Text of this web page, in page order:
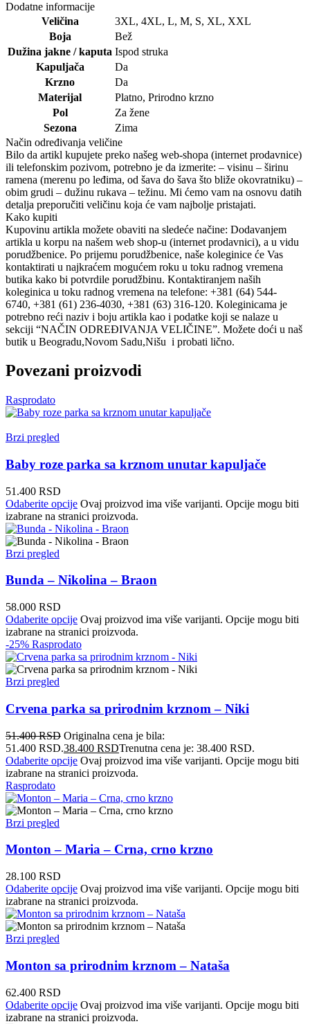
Dodatne informacije
Veličina
3XL, 4XL, L, M, S, XL, XXL
Boja
Bež
Dužina jakne / kaputa Ispod struka
Kapuljača
Da
Krzno
Da
Materijal
Platno, Prirodno krzno
Pol
Za žene
Sezona
Zima
Način određivanja veličine
Bilo da artikl kupujete preko našeg web-shopa (internet prodavnice)
ili telefonskim pozivom, potrebno je da izmerite: – visinu – širinu
ramena (merenu po leđima, od šava do šava što bliže okovratniku) –
obim grudi – dužinu rukava – težinu. Mi ćemo vam na osnovu datih
detalja preporučiti veličinu koja će vam najbolje pristajati.
Kako kupiti
Kupovinu artikla možete obaviti na sledeće načine: Dodavanjem
artikla u korpu na našem web shop-u (internet prodavnici), a u vidu
porudžbenice. Po prijemu porudžbenice, naše koleginice će Vas
kontaktirati u najkraćem mogućem roku u toku radnog vremena
butika kako bi potvrdile porudžbinu. Kontaktiranjem naših
koleginica u toku radnog vremena na telefone: +381 (64) 544-
6740, +381 (61) 236-4030, +381 (63) 316-120. Koleginicama je
potrebno reći naziv i boju artikla kao i podatke koji se nalaze u
sekciji “NAČIN ODREĐIVANJA VELIČINE”. Možete doći u naš
butik u Beogradu,Novom Sadu,Nišu i probati lično.
Povezani proizvodi
Rasprodato
Brzi pregled
Baby roze parka sa krznom unutar kapuljače
51.400 RSD
Odaberite opcije Ovaj proizvod ima više varijanti. Opcije mogu biti
izabrane na stranici proizvoda.
Brzi pregled
Bunda – Nikolina – Braon
58.000 RSD
Odaberite opcije Ovaj proizvod ima više varijanti. Opcije mogu biti
izabrane na stranici proizvoda.
-25% Rasprodato
Brzi pregled
Crvena parka sa prirodnim krznom – Niki
51.400RSD Originalna cena je bila:
51.400 RSD.38.400 RSDTrenutna cena je: 38.400 RSD.
Odaberite opcije Ovaj proizvod ima više varijanti. Opcije mogu biti
izabrane na stranici proizvoda.
Rasprodato
Brzi pregled
Monton – Maria – Crna, crno krzno
28.100 RSD
Odaberite opcije Ovaj proizvod ima više varijanti. Opcije mogu biti
izabrane na stranici proizvoda.
Brzi pregled
Monton sa prirodnim krznom – Nataša
62.400 RSD
Odaberite opcije Ovaj proizvod ima više varijanti. Opcije mogu biti
izabrane na stranici proizvoda.